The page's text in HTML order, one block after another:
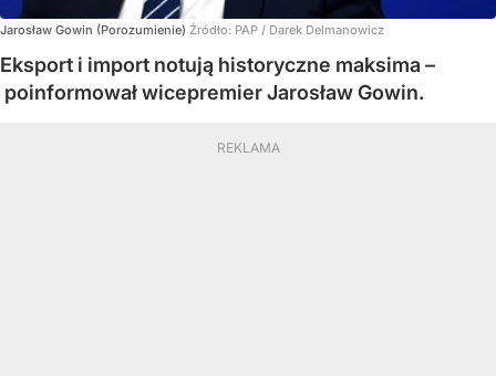
Jarosław Gowin (Porozumienie) Źródło: PAP / Darek Delmanowicz
Eksport i import notują historyczne maksima –
poinformował wicepremier Jarosław Gowin.